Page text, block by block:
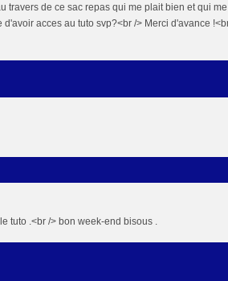
travers de ce sac repas qui me plait bien et qui
acces au tuto svp?<br /> Merci d'avance
tuto .<br /> bon week-end bisous .